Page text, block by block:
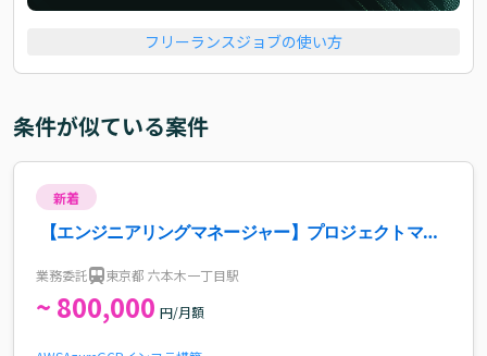
フリーランスジョブの使い方
条件が似ている案件
新着
【エンジニアリングマネージャー】プロジェクトマネ
業務委託 東京都 六本木一丁目駅
~ 800,000 円/月額